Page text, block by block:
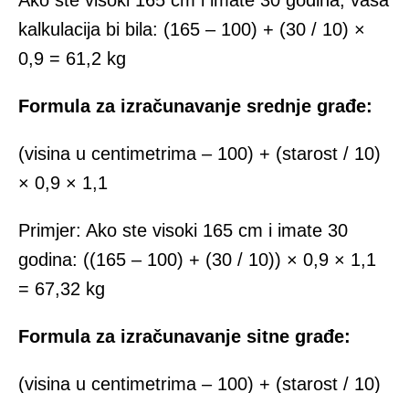
kalkulacija bi bila: (165 – 100) + (30 / 10) ×
0,9 = 61,2 kg
Formula za izračunavanje srednje građe:
(visina u centimetrima – 100) + (starost / 10)
× 0,9 × 1,1
Primjer: Ako ste visoki 165 cm i imate 30
godina: ((165 – 100) + (30 / 10)) × 0,9 × 1,1
= 67,32 kg
Formula za izračunavanje sitne građe:
(visina u centimetrima – 100) + (starost / 10)